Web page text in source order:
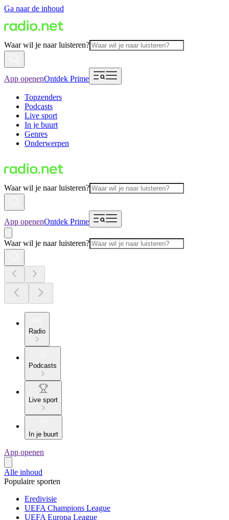
Ga naar de inhoud
Waar wil je naar luisteren?
App openenOntdek Prime
Topzenders
Podcasts
Live sport
In je buurt
Genres
Onderwerpen
Waar wil je naar luisteren?
App openenOntdek Prime
Waar wil je naar luisteren?
Radio
Podcasts
Live sport
In je buurt
App openen
Alle inhoud
Populaire sporten
Eredivisie
UEFA Champions League
UEFA Europa League